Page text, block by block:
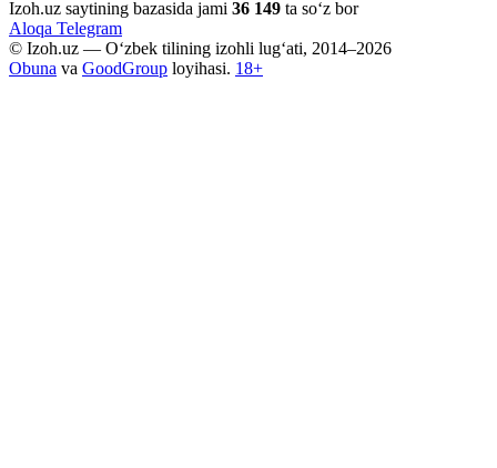
Izoh.uz saytining bazasida jami 36 149 ta so‘z bor
Aloqa Telegram
© Izoh.uz — O‘zbek tilining izohli lug‘ati, 2014–2026
Obuna va GoodGroup loyihasi. 18+